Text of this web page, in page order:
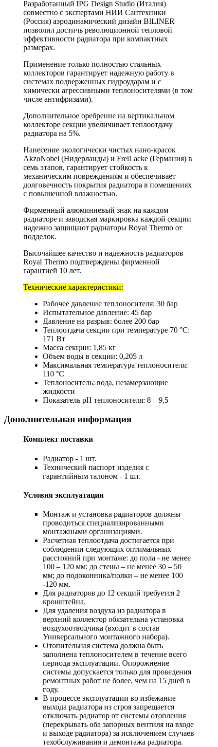
Разработанный IPG Design Studio (Италия)
совместно с экспертами НИИ Сантехники
(Россия) аэродинамический дизайн BILINER
позволил достичь революционной тепловой
эффективности радиатора при компактных
размерах.
Применение только полностью стальных
коллекторов гарантирует надежную работу в
системах подверженных гидроударам и с
химически агрессивными теплоносителями (в том
числе антифризами).
Дополнительное оребрение на вертикальном
коллекторе секции увеличивает теплоотдачу
радиатора на 5%.
Нанесение экологически чистых нано-красок
AkzoNobel (Нидерланды) и FreiLacke (Германия) в
семь этапов, гарантирует стойкость к
механическим повреждениям и обеспечивает
долговечность покрытия радиатора в помещениях
с повышенной влажностью.
Фирменный алюминиевый знак на каждом
радиаторе и заводская маркировка каждой секции
надежно защищают радиаторы Royal Thermo от
подделок.
Высочайшее качество и надежность радиаторов
Royal Thermo подтверждены фирменной
гарантией 10 лет.
Технические характеристики:
Рабочее давление теплоносителя: 30 бар
Испытательное давление: 45 бар
Давление на разрыв: более 200 бар
Теплоотдача секции при температуре 70 °C:
171 Вт
Масса секции: 1,85 кг
Объем воды в секции: 0,205 л
Максимальная температура теплоносителя:
110 °C
Теплоноситель: вода, незамерзающие
жидкости
Показатель pH теплоносителя: 8 – 9,5
Дополнительная информация
Комплект поставки
Радиатор - 1 шт.
Технический паспорт изделия с
гарантийным талоном - 1 шт.
Условия эксплуатации
Монтаж и установка радиаторов должны
проводиться специализированными
монтажными организациями.
Расчетная теплоотдача достигается при
соблюдении следующих оптимальных
расстояний при монтаже: до пола - не менее
100 – 120 мм; до стены – не менее 30 – 50
мм; до подоконника/полки – не менее 100
-120 мм.
Для радиаторов до 12 секций требуется 2
кронштейна.
Для удаления воздуха из радиатора в
верхний коллектор обязательна установка
воздухоотводчика (входит в состав
Универсального монтажного набора).
Отопительная система должна быть
заполнена теплоносителем в течение всего
периода эксплуатации. Опорожнение
системы допускается только для проведения
ремонтных работ не более, чем на 15 дней в
году.
В процессе эксплуатации во избежание
выхода радиатора из строя запрещается
отключать радиатор от системы отопления
(перекрывать оба запорных вентиля на входе
и выходе радиатора) за исключением случаев
техобслуживания и демонтажа радиатора.